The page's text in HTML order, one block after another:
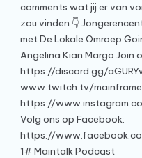
1# Maintalk Podcast